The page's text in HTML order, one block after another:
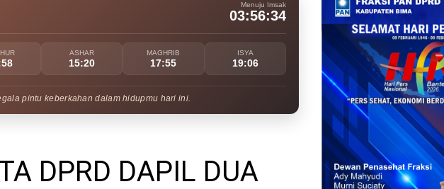
Menuju Imsak
03:56:33
ASHAR
15:20
MAGHRIB
17:55
ISYA
19:06
pintu keberkahan dalam hidupmu hari ini.
DPRD DAPIL DUA